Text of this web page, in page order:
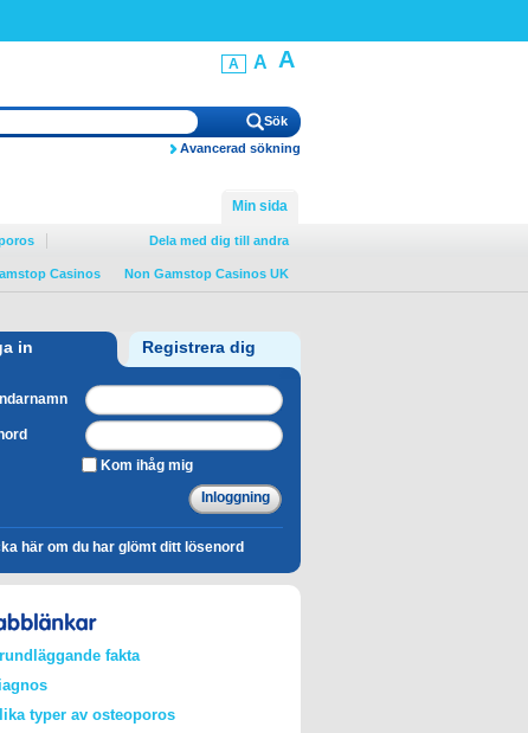
A A A
Avancerad sökning
Min sida
Dela med dig till andra
Non Gamstop Casinos UK
Casinos
in Registrera dig
Kom ihåg mig
här om du har glömt ditt lösenord
fakta
typer av osteoporos